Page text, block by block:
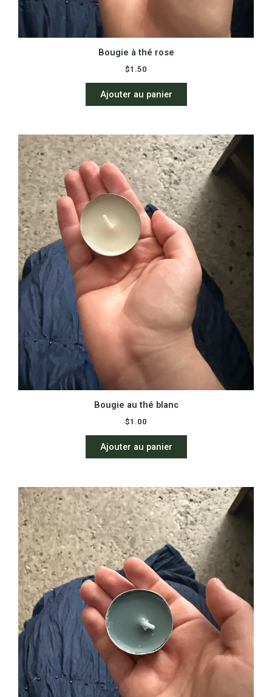
Bougie à thé rose
$1.50
Ajouter au panier
Bougie au thé blanc
$1.00
Ajouter au panier